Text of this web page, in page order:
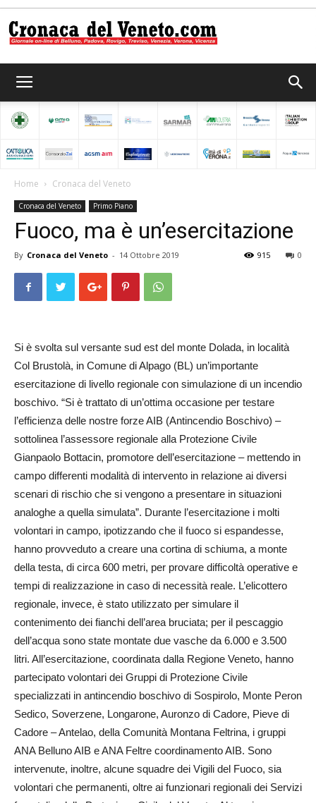
del
Home Cronaca del Veneto
Cronaca del Veneto Primo Piano
Fuoco, ma è un’esercitazione
By Cronaca del Veneto - 14 Ottobre 2019 0
915
Si è svolta sul versante sud est del monte Dolada, in località
Col Brustolà, in Comune di Alpago (BL) un’importante
esercitazione di livello regionale con simulazione di un incendio
boschivo. “Si è trattato di un’ottima occasione per testare
l’efficienza delle nostre forze AIB (Antincendio Boschivo) –
sottolinea l’assessore regionale alla Protezione Civile
Gianpaolo Bottacin, promotore dell’esercitazione – mettendo in
campo differenti modalità di intervento in relazione ai diversi
scenari di rischio che si vengono a presentare in situazioni
analoghe a quella simulata”. Durante l’esercitazione i molti
volontari in campo, ipotizzando che il fuoco si espandesse,
hanno provveduto a creare una cortina di schiuma, a monte
della testa, di circa 600 metri, per provare difficoltà operative e
tempi di realizzazione in caso di necessità reale. L’elicottero
regionale, invece, è stato utilizzato per simulare il
contenimento dei fianchi dell’area bruciata; per il pescaggio
dell’acqua sono state montate due vasche da 6.000 e 3.500
litri. All’esercitazione, coordinata dalla Regione Veneto, hanno
partecipato volontari dei Gruppi di Protezione Civile
specializzati in antincendio boschivo di Sospirolo, Monte Peron
Sedico, Soverzene, Longarone, Auronzo di Cadore, Pieve di
Cadore – Antelao, della Comunità Montana Feltrina, i gruppi
ANA Belluno AIB e ANA Feltre coordinamento AIB. Sono
intervenute, inoltre, alcune squadre dei Vigili del Fuoco, sia
volontari che permanenti, oltre ai funzionari regionali dei Servizi